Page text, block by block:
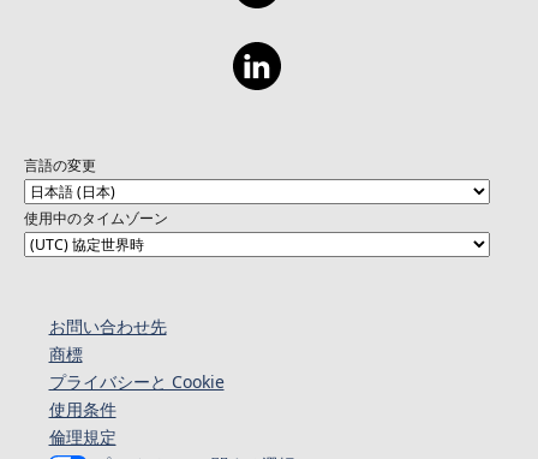
言語の変更
使用中のタイムゾーン
お問い合わせ先
商標
プライバシーと Cookie
使用条件
倫理規定